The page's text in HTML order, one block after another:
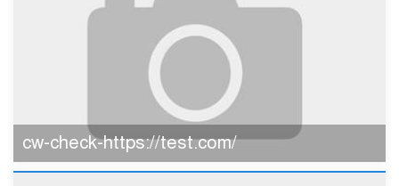
cw-check-https://test.com/